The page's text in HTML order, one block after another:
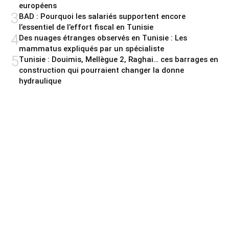
européens
3BAD : Pourquoi les salariés supportent encore
l’essentiel de l’effort fiscal en Tunisie
4Des nuages étranges observés en Tunisie : Les
mammatus expliqués par un spécialiste
5Tunisie : Douimis, Mellègue 2, Raghai… ces barrages en
construction qui pourraient changer la donne
hydraulique